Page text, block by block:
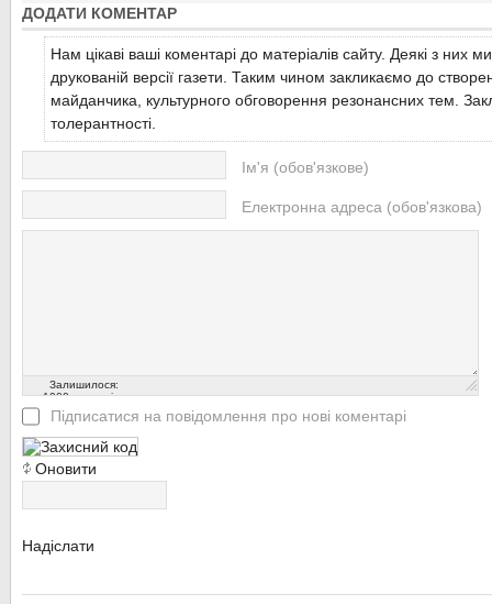
Читати більше...
Анжеліка стала переможцем конкурсу у І віковій категорії в
отримавши Диплом першого ступеня...
Читати більше...
ДОДАТИ КОМЕНТАР
Нам цікаві ваші коментарі до матеріалів сайту. Деякі з них
друкованій версії газети. Таким чином закликаємо до
майданчика, культурного обговорення резонансних тем.
толерантності.
Ім'я (обов'язкове)
Електронна адреса (обов'язкова)
Залишилося:
1000символів
Підписатися на повідомлення про нові коментарі
Оновити
Надіслати